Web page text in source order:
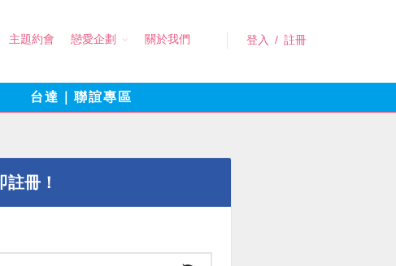
登入 / 註冊
主題約會 戀愛企劃 關於我們
台達｜聯誼專區
冊！